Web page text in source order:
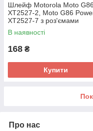
Шлейф Motorola Moto G86
XT2527-2, Moto G86
XT2527-7 з роз'ємами
зарядки та SIM картки, з
мікрофоном - нижня плата
В наявності
168 ₴
Купити
Про нас